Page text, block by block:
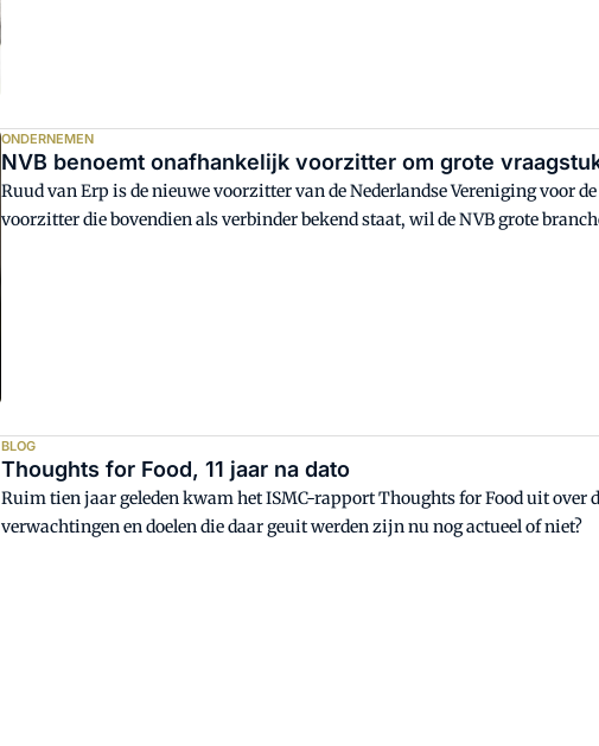
ONDERNEMEN
NVB benoemt onafhankelijk voorzitter om grote
Ruud van Erp is de nieuwe voorzitter van de Nederlandse Vereniging voor
voorzitter die bovendien als verbinder bekend staat, wil de NVB grote
BLOG
Thoughts for Food, 11 jaar na dato
Ruim tien jaar geleden kwam het ISMC-rapport Thoughts for Food uit over
verwachtingen en doelen die daar geuit werden zijn nu nog actueel of niet?